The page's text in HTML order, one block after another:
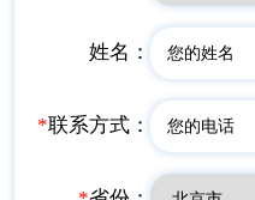
姓名：
*联系方式：